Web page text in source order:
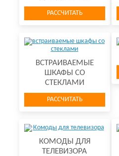
РАССЧИТАТЬ
ВСТРАИВАЕМЫЕ
ШКАФЫ СО
СТЕКЛАМИ
РАССЧИТАТЬ
КОМОДЫ ДЛЯ
ТЕЛЕВИЗОРА